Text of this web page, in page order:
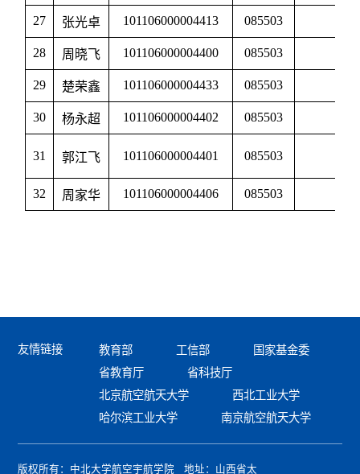
27 张光卓 101106000004413 085503
28 周晓飞 101106000004400 085503
29 楚荣鑫 101106000004433 085503
30 杨永超 101106000004402 085503
31 郭江飞 101106000004401 085503
32 周家华 101106000004406 085503
友情链接 教育部 工信部
国家基金委
省教育厅
省科技厅
北京航空航天大学
西北工业大学
哈尔滨工业大学
南京航空航天大学
版权所有：中北大学航空宇航学院 地址：山西省太